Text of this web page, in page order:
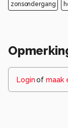
zonsondergang
Loginof maak